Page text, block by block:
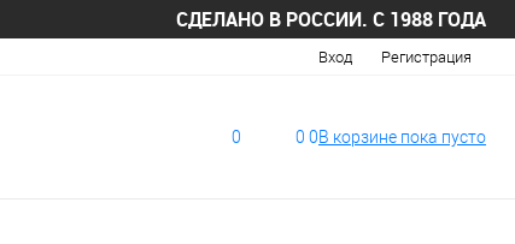
СДЕЛАНО В РОССИИ. С 1988 ГОДА
Вход Регистрация
0 0 0В корзине пока пусто